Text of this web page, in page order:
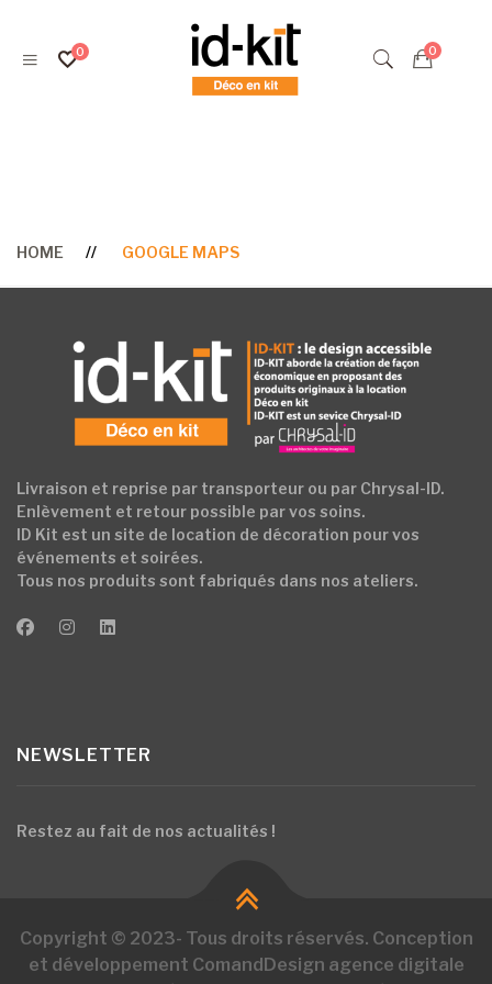
HOME GOOGLE MAPS
Livraison et reprise par transporteur ou par Chrysal-ID.
Enlèvement et retour possible par vos soins.
ID Kit est un site de location de décoration pour vos
événements et soirées.
Tous nos produits sont fabriqués dans nos ateliers.
NEWSLETTER
Restez au fait de nos actualités !
Copyright © 2023- Tous droits réservés. Conception
et développement ComandDesign agence digitale